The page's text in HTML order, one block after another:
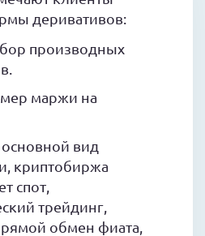
деривативов:
производных
маржи на
вид
криптобиржа
спот,
трейдинг,
обмен фиата,